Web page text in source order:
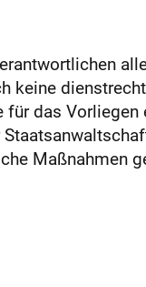
keine
das Vorliegen
Maßnahmen